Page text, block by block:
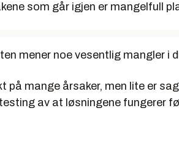
som går igjen er mangelfull
mener noe vesentlig mangler i
på mange årsaker, men lite er
av at løsningene fungerer